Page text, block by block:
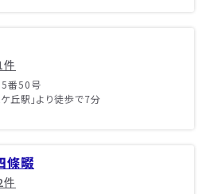
件
番50号
丘駅」より徒歩で7分
條畷
件